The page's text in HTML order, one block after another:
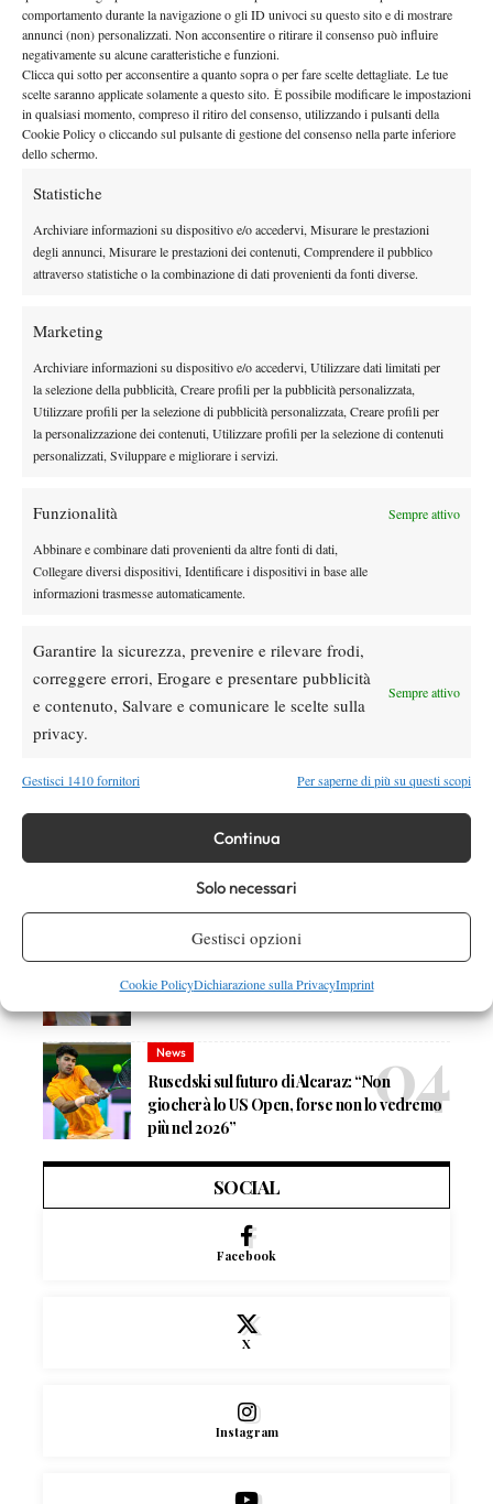
comportamento durante la navigazione o gli ID univoci su questo sito e di mostrare
annunci (non) personalizzati. Non acconsentire o ritirare il consenso può influire
negativamente su alcune caratteristiche e funzioni.
Clicca qui sotto per acconsentire a quanto sopra o per fare scelte dettagliate. Le tue
scelte saranno applicate solamente a questo sito. È possibile modificare le impostazioni
in qualsiasi momento, compreso il ritiro del consenso, utilizzando i pulsanti della
Cookie Policy o cliccando sul pulsante di gestione del consenso nella parte inferiore
dello schermo.
Statistiche
Archiviare informazioni su dispositivo e/o accedervi, Misurare le prestazioni
degli annunci, Misurare le prestazioni dei contenuti, Comprendere il pubblico
attraverso statistiche o la combinazione di dati provenienti da fonti diverse.
Marketing
Archiviare informazioni su dispositivo e/o accedervi, Utilizzare dati limitati per
la selezione della pubblicità, Creare profili per la pubblicità personalizzata,
Utilizzare profili per la selezione di pubblicità personalizzata, Creare profili per
la personalizzazione dei contenuti, Utilizzare profili per la selezione di contenuti
personalizzati, Sviluppare e migliorare i servizi.
Funzionalità Sempre attivo
Abbinare e combinare dati provenienti da altre fonti di dati,
Collegare diversi dispositivi, Identificare i dispositivi in base alle
informazioni trasmesse automaticamente.
Garantire la sicurezza, prevenire e rilevare frodi,
correggere errori, Erogare e presentare pubblicità
e contenuto, Salvare e comunicare le scelte sulla
privacy.
Sempre attivo
Gestisci 1410 fornitori Per saperne di più su questi scopi
Continua
Solo necessari
Gestisci opzioni
Cookie PolicyDichiarazione sulla PrivacyImprint
importante è chenon ho doloriin vista della partita di
domenica”. Il norvegese, che nel decimo game del quarto set ha
annullato2 match point consecutivi, ha proseguito: “Nei primi
due set Tommy (Paul ndr.) mi ha dominato, ha giocato
aggressivo, non facendomi sentire a mio agio. Un punto alla
si allena, non ho mai mollato
LA SFIDA CON FONSECA
Al prossimo turno, Ruud affronterà il classe 2006 brasiliano
del 24 volte campione Slam Novak Djokovic. “
apertissimo, tutti i giocatori lo sanno.Contro Fonseca cercherò
di usare tutta la mia esperienza, è un giocatore fantastico che in
carriera ha già battuto diversi giocatori top. Contro Djokovic è
stata probabilmente la vittoria più prestigiosa della carriera.
dispendiose.Sarà un grande match
DI TENDENZA
Atp News
Quinn, Sonego entra nel tabellone
Tennis in TV
Masters 1000 Cincinnati 2026: a che ora e
dove vedere il sorteggio del tabellone
News
Rusedski sul futuro di Alcaraz: “Non
giocherà lo US Open, forse non lo vedremo
più nel 2026”
SOCIAL
Facebook
X
Instagram